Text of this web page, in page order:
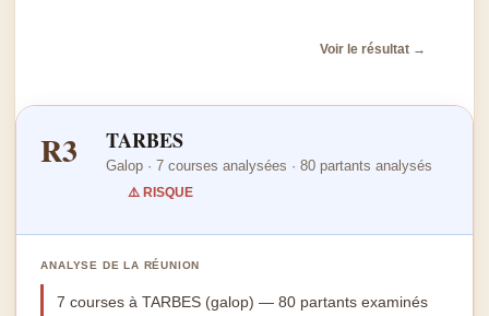
Voir le résultat →
R3 TARBES
Galop · 7 courses analysées · 80 partants analysés
⚠️ RISQUE
ANALYSE DE LA RÉUNION
7 courses à TARBES (galop) — 80 partants examinés